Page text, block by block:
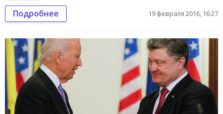
Подробнее 19 февраля 2016, 16:27